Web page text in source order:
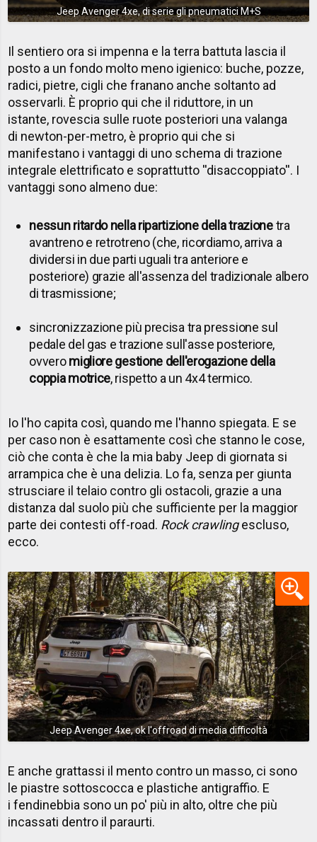
Jeep Avenger 4xe, di serie gli pneumatici M+S
Il sentiero ora si impenna e la terra battuta lascia il
posto a un fondo molto meno igienico: buche, pozze,
radici, pietre, cigli che franano anche soltanto ad
osservarli. È proprio qui che il riduttore, in un
istante, rovescia sulle ruote posteriori una valanga
di newton-per-metro, è proprio qui che si
manifestano i vantaggi di uno schema di trazione
integrale elettrificato e soprattutto ''disaccoppiato''. I
vantaggi sono almeno due:
nessun ritardo nella ripartizione della trazionetra
avantreno e retrotreno (che, ricordiamo, arriva a
dividersi in due parti uguali tra anteriore e
posteriore) grazie all'assenza del tradizionale albero
di trasmissione;
sincronizzazione più precisa tra pressione sul
pedale del gas e trazione sull'asse posteriore,
ovveromigliore gestione dell'erogazione della
coppia motrice, rispetto a un 4x4 termico.
Io l'ho capita così, quando me l'hanno spiegata. E se
per caso non è esattamente così che stanno le cose,
ciò che conta è che la mia baby Jeep di giornata si
arrampica che è una delizia. Lo fa, senza per giunta
strusciare il telaio contro gli ostacoli, grazie a una
distanza dal suolo più che sufficiente per la maggior
parte dei contesti off-road. Rock crawlingescluso,
ecco.
Jeep Avenger 4xe, ok l'offroad di media difficoltà
E anche grattassi il mento contro un masso, ci sono
le piastre sottoscocca e plastiche antigraffio. E
i fendinebbia sono un po' più in alto, oltre che più
incassati dentro il paraurti.